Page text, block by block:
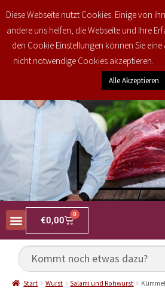
34516 und 35104 ab 25€ brutto Bestellwert!
unterVersand &
€0,00
0
Start Wurst Salami und Rohwurst
Diese Webseite nutzt Cookies. Einige von
andere uns helfen, die Webseite und Ihre
den Cookie Einstellungen können Sie
nicht notwendige Cookies akzeptieren.
Alle Akzeptieren